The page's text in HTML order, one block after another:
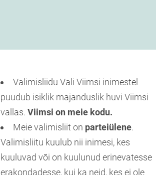
Valimisliidu Vali Viimsi inimestel
puudub isiklik majanduslik huvi Viimsi
vallas. Viimsi on meie kodu.
Meie valimisliit on parteiülene.
Valimisliitu kuulub nii inimesi, kes
kuuluvad või on kuulunud erinevatesse
erakondadesse, kui ka neid, kes ei ole